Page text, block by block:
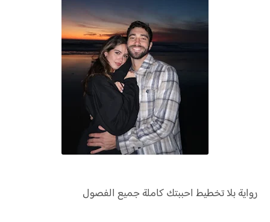
روايةبلا تخطيط احببتك كاملة جميع الفصول